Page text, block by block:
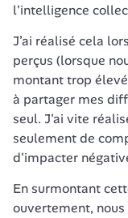
l'intelligence
J’ai réalisé cela
perçus (lorsque
montant trop
à partager mes
seul. J'ai vite
seulement de
d'impacter
En surmontant
ouvertement,